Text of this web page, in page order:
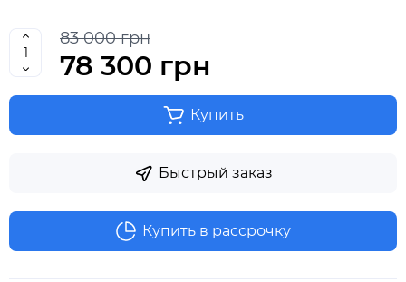
83 000 грн
78 300 грн
Купить
Быстрый заказ
Купить в рассрочку